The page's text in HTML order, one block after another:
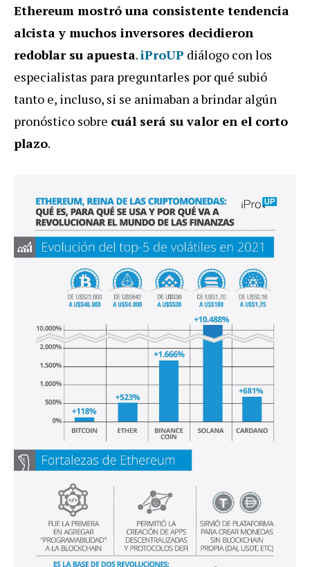
Ethereum mostró una consistente tendencia
alcista y muchos inversores decidieron
redoblar su apuesta.iProUP diálogo con los
especialistas para preguntarles por qué subió
tanto e, incluso, si se animaban a brindar algún
pronóstico sobre cuál será su valor en el corto
plazo.